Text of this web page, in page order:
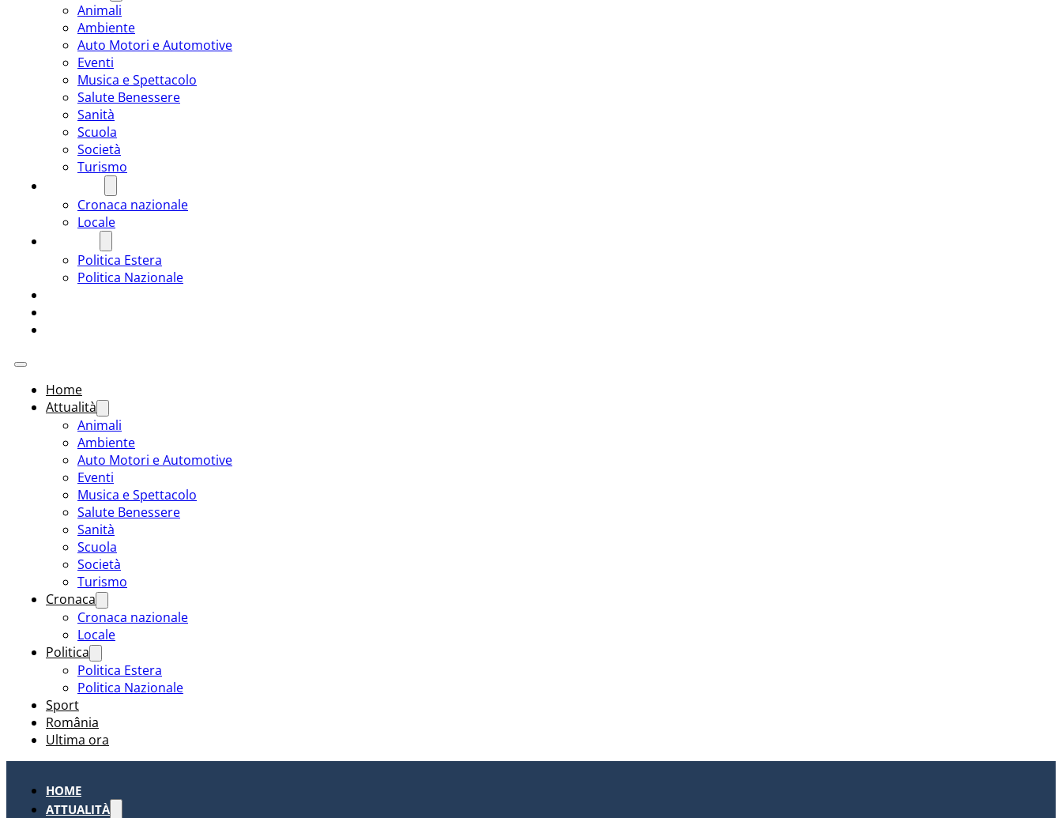
Animali
Ambiente
Auto Motori e Automotive
Eventi
Musica e Spettacolo
Salute Benessere
Sanità
Scuola
Società
Turismo
Cronaca nazionale
Locale
Politica Estera
Politica Nazionale
Home
Attualità
Animali
Ambiente
Auto Motori e Automotive
Eventi
Musica e Spettacolo
Salute Benessere
Sanità
Scuola
Società
Turismo
Cronaca
Cronaca nazionale
Locale
Politica
Politica Estera
Politica Nazionale
Sport
România
Ultima ora
HOME
ATTUALITÀ